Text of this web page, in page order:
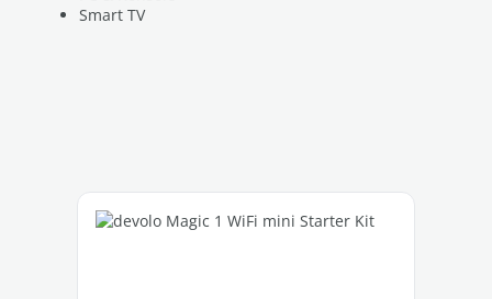
Smart TV
Produktgalerie überspringen